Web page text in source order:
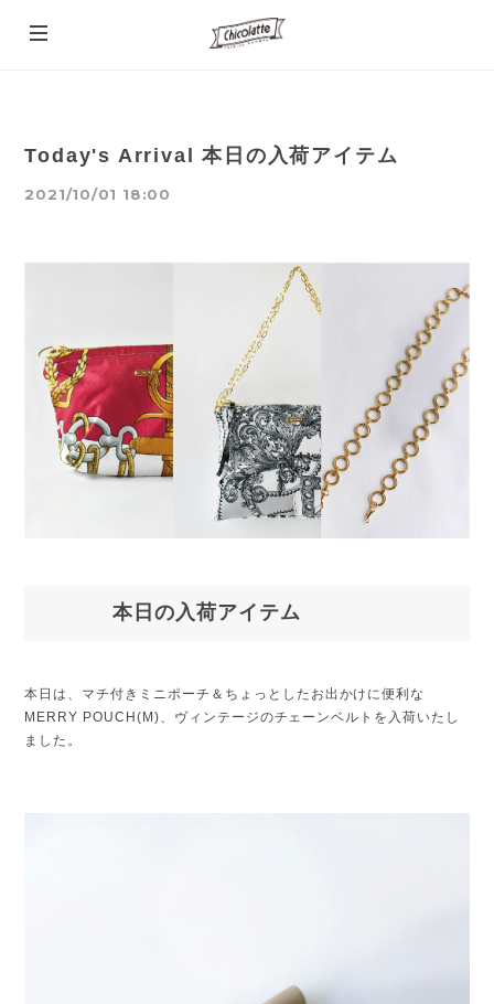
Today's Arrival 本日の入荷アイテム
2021/10/01 18:00
本日の入荷アイテム
本日は、マチ付きミニポーチ＆ちょっとしたお出かけに便利な
MERRY POUCH(M)、ヴィンテージのチェーンベルトを入荷いたし
ました。